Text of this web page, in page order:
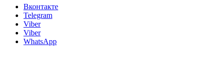
Вконтакте
Telegram
Viber
Viber
WhatsApp